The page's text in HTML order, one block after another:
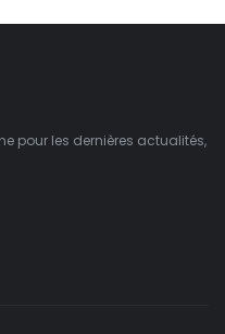
pour les dernières actualités,